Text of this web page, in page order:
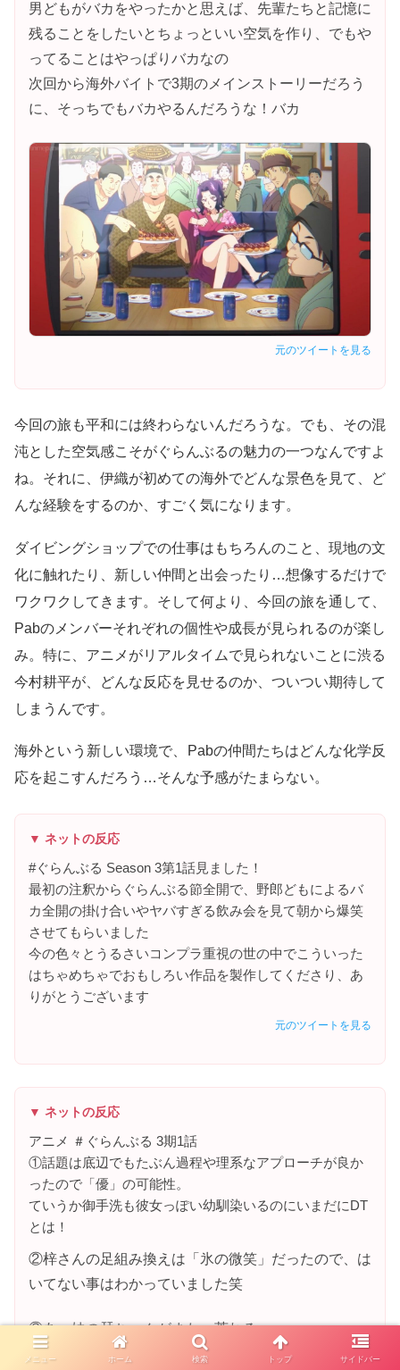
男どもがバカをやったかと思えば、先輩たちと記憶に
残ることをしたいとちょっといい空気を作り、でもや
ってることはやっぱりバカなの
次回から海外バイトで3期のメインストーリーだろう
に、そっちでもバカやるんだろうな！バカ
元のツイートを見る
今回の旅も平和には終わらないんだろうな。でも、その混
沌とした空気感こそがぐらんぶるの魅力の一つなんですよ
ね。それに、伊織が初めての海外でどんな景色を見て、ど
んな経験をするのか、すごく気になります。
ダイビングショップでの仕事はもちろんのこと、現地の文
化に触れたり、新しい仲間と出会ったり…想像するだけで
ワクワクしてきます。そして何より、今回の旅を通して、
Pabのメンバーそれぞれの個性や成長が見られるのが楽し
み。特に、アニメがリアルタイムで見られないことに渋る
今村耕平が、どんな反応を見せるのか、ついつい期待して
しまうんです。
海外という新しい環境で、Pabの仲間たちはどんな化学反
応を起こすんだろう…そんな予感がたまらない。
▼ ネットの反応
#ぐらんぶる Season 3第1話見ました！
最初の注釈からぐらんぶる節全開で、野郎どもによるバ
カ全開の掛け合いやヤバすぎる飲み会を見て朝から爆笑
させてもらいました
今の色々とうるさいコンプラ重視の世の中でこういった
はちゃめちゃでおもしろい作品を製作してくださり、あ
りがとうございます
元のツイートを見る
▼ ネットの反応
アニメ ＃ぐらんぶる 3期1話
①話題は底辺でもたぶん過程や理系なアプローチが良か
ったので「優」の可能性。
ていうか御手洗も彼女っぽい幼馴染いるのにいまだにDT
とは！
②梓さんの足組み換えは「氷の微笑」だったので、は
いてない事はわかっていました笑
③あー妹の栞ちゃんがまた…荒れる
の三本
メニュー ホーム 検索 トップ サイドバー